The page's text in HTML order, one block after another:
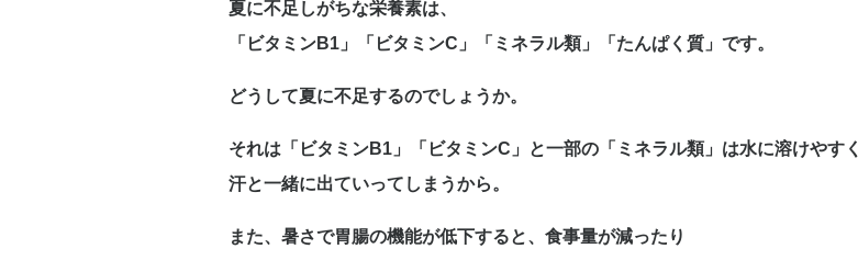
夏に不足しがちな栄養素は、
「ビタミンB1」「ビタミンC」「ミネラル類」「たんぱく質」です。
どうして夏に不足するのでしょうか。
それは「ビタミンB1」「ビタミンC」と一部の「ミネラル類」は水に溶けやすく
汗と一緒に出ていってしまうから。
また、暑さで胃腸の機能が低下すると、食事量が減ったり